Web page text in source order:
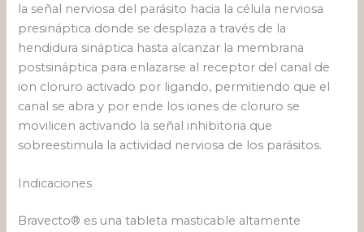
la señal nerviosa del parásito hacia la célula nerviosa
presináptica donde se desplaza a través de la
hendidura sináptica hasta alcanzar la membrana
postsináptica para enlazarse al receptor del canal de
ion cloruro activado por ligando, permitiendo que el
canal se abra y por ende los iones de cloruro se
movilicen activando la señal inhibitoria que
sobreestimula la actividad nerviosa de los parásitos.
Indicaciones
Bravecto® es una tableta masticable altamente